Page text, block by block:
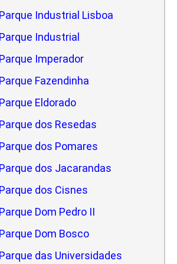
Industrial Lisboa
Industrial
Imperador
Fazendinha
Eldorado
dos Resedas
dos Pomares
dos Jacarandas
dos Cisnes
Dom Pedro II
Dom Bosco
das Universidades